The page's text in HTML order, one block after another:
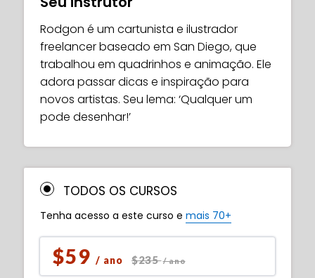
Rodgon é um cartunista e ilustrador
freelancer baseado em San Diego, que
trabalhou em quadrinhos e animação. Ele
adora passar dicas e inspiração para
novos artistas. Seu lema: ‘Qualquer um
pode desenhar!’
TODOS OS CURSOS
Tenha acesso a este curso e mais 70+
$59 / ano $235/ ano